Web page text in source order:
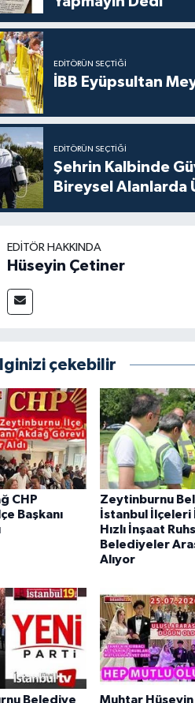
EDITÖRÜN SEÇTIĞI
İBB Eyüpsultan
EDITÖRÜN SEÇTIĞI
Şehrin Kalbinde
Bireysel Alanlarda
EDITÖR HAKKINDA
Hüseyin Çetiner
çekebilir
CHP
Başkanı
Zeytinburnu
İstanbul İlçeleri
Hızlı İnşaat
Belediyeler
Alıyor
Belediye
Muhtar Hüseyin